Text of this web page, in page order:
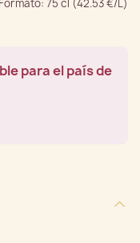
Formato: 75 cl (42.53 €/L)
para el país de